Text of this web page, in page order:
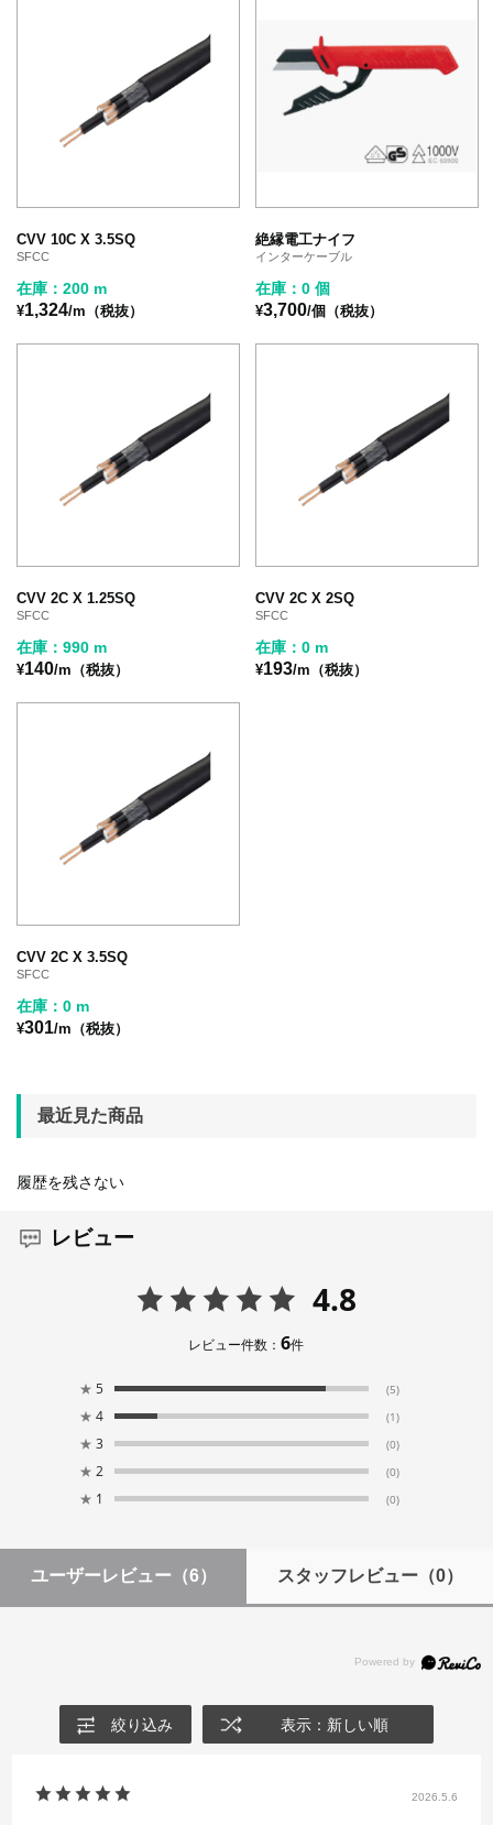
CVV 10C X 3.5SQ
SFCC
在庫：200 m
¥1,324/m（税抜）
絶縁電工ナイフ
インターケーブル
在庫：0 個
¥3,700/個（税抜）
CVV 2C X 1.25SQ
SFCC
在庫：990 m
¥140/m（税抜）
CVV 2C X 2SQ
SFCC
在庫：0 m
¥193/m（税抜）
CVV 2C X 3.5SQ
SFCC
在庫：0 m
¥301/m（税抜）
最近見た商品
履歴を残さない
レビュー
4.8
レビュー件数：6件
★ 5 (5)
★ 4 (1)
★ 3 (0)
★ 2 (0)
★ 1 (0)
ユーザーレビュー （6） スタッフレビュー（0）
絞り込み 表示：新しい順
2026.5.6